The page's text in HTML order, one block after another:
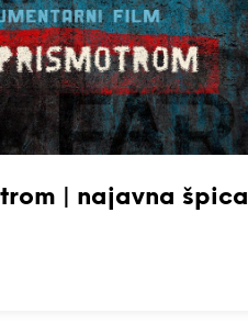
| najavna špica